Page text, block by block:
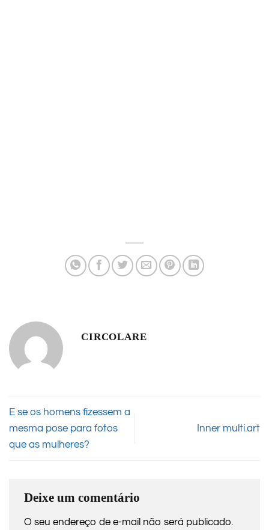
CIRCOLARE
E se os homens fizessem a
mesma pose para fotos
que as mulheres?
Inner multi.art
Deixe um comentário
O seu endereço de e-mail não será publicado.